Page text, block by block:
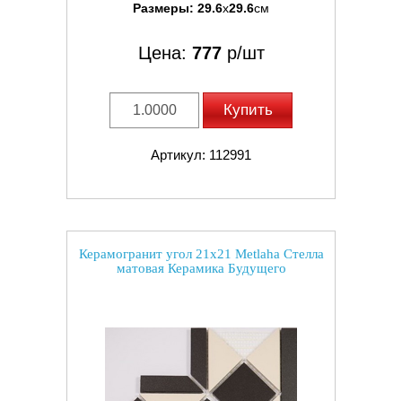
Размеры: 29.6x29.6см
Цена: 777р/шт
Купить
Артикул: 112991
Керамогранит угол 21x21 Metlaha Стелла
матовая Керамика Будущего